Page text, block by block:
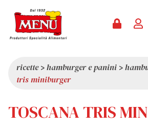
CATALOGO
SERVIZI
ULTIME NOVITÀ
PREMI
RASSEGNA STAMPA
CHI SIAMO
QUALITÀ
VALORI
CURIOSITÀ
ricette>hamburger e panini >
tris miniburger
TOSCANA TRIS